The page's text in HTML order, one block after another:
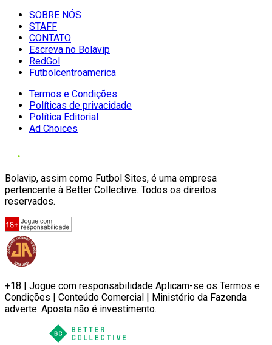
SOBRE NÓS
STAFF
CONTATO
Escreva no Bolavip
RedGol
Futbolcentroamerica
Termos e Condições
Políticas de privacidade
Política Editorial
Ad Choices
Bolavip, assim como Futbol Sites, é uma empresa
pertencente à Better Collective. Todos os direitos
reservados.
+18 | Jogue com responsabilidade Aplicam-se os Termos e
Condições | Conteúdo Comercial | Ministério da Fazenda
adverte: Aposta não é investimento.